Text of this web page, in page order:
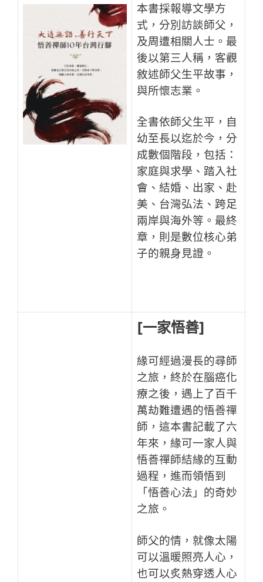
本書採報導文學方
式，分別訪談師父，
及周遭相關人士。最
後以第三人稱，客觀
敘述師父生平故事，
與所懷志業。
全書依師父生平，自
幼至長以迄於今，分
成數個階段，包括：
家庭與求學、踏入社
會、結婚、出家、赴
美、台灣弘法、跨足
兩岸與海外等。最終
章，則是數位核心弟
子的親身見證。
[一家悟善]
緣可經過漫長的尋師
之旅，終於在腦癌化
療之後，遇上了百千
萬劫難遭遇的悟善禪
師，這本書記載了六
年來，緣可一家人與
悟善禪師結緣的互動
過程，進而領悟到
「悟善心法」的奇妙
之旅。
師父的情，就像太陽
可以溫暖照亮人心，
也可以炙熱穿透人心